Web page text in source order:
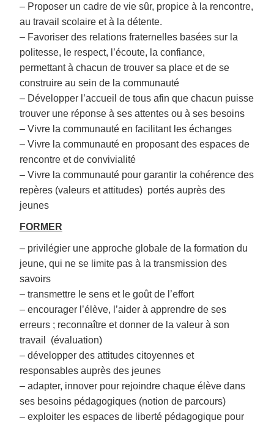
– Proposer un cadre de vie sûr, propice à la rencontre,
au travail scolaire et à la détente.
– Favoriser des relations fraternelles basées sur la
politesse, le respect, l’écoute, la confiance,
permettant à chacun de trouver sa place et de se
construire au sein de la communauté
– Développer l’accueil de tous afin que chacun puisse
trouver une réponse à ses attentes ou à ses besoins
– Vivre la communauté en facilitant les échanges
– Vivre la communauté en proposant des espaces de
rencontre et de convivialité
– Vivre la communauté pour garantir la cohérence des
repères (valeurs et attitudes) portés auprès des
jeunes
FORMER
– privilégier une approche globale de la formation du
jeune, qui ne se limite pas à la transmission des
savoirs
– transmettre le sens et le goût de l’effort
– encourager l’élève, l’aider à apprendre de ses
erreurs ; reconnaître et donner de la valeur à son
travail (évaluation)
– développer des attitudes citoyennes et
responsables auprès des jeunes
– adapter, innover pour rejoindre chaque élève dans
ses besoins pédagogiques (notion de parcours)
– exploiter les espaces de liberté pédagogique pour